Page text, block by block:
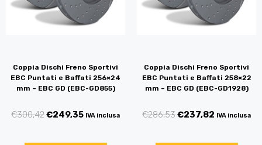
Coppia Dischi Freno Sportivi
EBC Puntati e Baffati 256×24
mm – EBC GD (EBC-GD855)
€300,42€249,35 IVA inclusa
Coppia Dischi Freno Sportivi
EBC Puntati e Baffati 258×22
mm – EBC GD (EBC-GD1928)
€286,53€237,82 IVA inclusa